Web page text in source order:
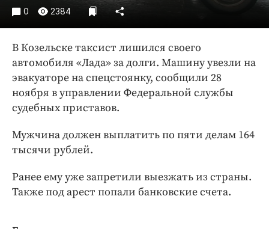
Издания
Медиаперсона
Интересное чтиво
Клиника года
Бренд года
Работодатель года
0 2384
В Козельске таксист лишился своего
автомобиля «Лада» за долги. Машину увезли на
эвакуаторе на спецстоянку, сообщили 28
ноября в управлении Федеральной службы
судебных приставов.
Мужчина должен выплатить по пяти делам 164
тысячи рублей.
Ранее ему уже запретили выезжать из страны.
Также под арест попали банковские счета.